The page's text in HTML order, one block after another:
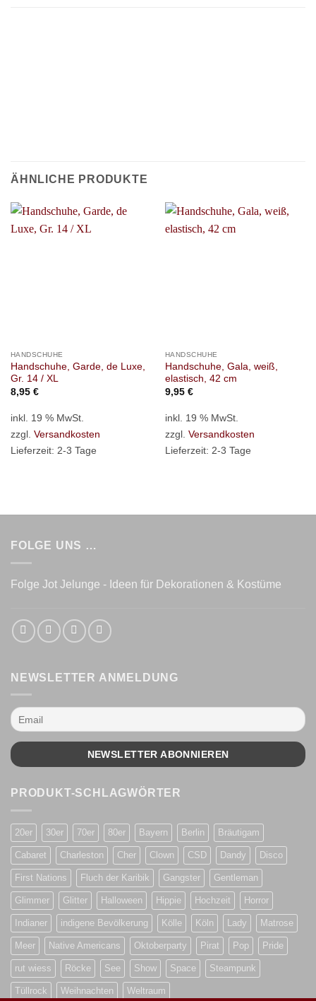
ÄHNLICHE PRODUKTE
HANDSCHUHE
Handschuhe, Garde, de Luxe,
Gr. 14 / XL
8,95 €
inkl. 19 % MwSt.
zzgl. Versandkosten
Lieferzeit: 2-3 Tage
HANDSCHUHE
Handschuhe, Gala, weiß,
elastisch, 42 cm
9,95 €
inkl. 19 % MwSt.
zzgl. Versandkosten
Lieferzeit: 2-3 Tage
FOLGE UNS …
Folge Jot Jelunge - Ideen für Dekorationen & Kostüme
NEWSLETTER ANMELDUNG
PRODUKT-SCHLAGWÖRTER
20er 30er 70er 80er Bayern Berlin Bräutigam
Cabaret Charleston Cher Clown CSD Dandy Disco
First Nations Fluch der Karibik Gangster Gentleman
Glimmer Glitter Halloween Hippie Hochzeit Horror
Indianer indigene Bevölkerung Kölle Köln Lady Matrose
Meer Native Americans Oktoberparty Pirat Pop Pride
rut wiess Röcke See Show Space Steampunk
Tüllrock Weihnachten Weltraum